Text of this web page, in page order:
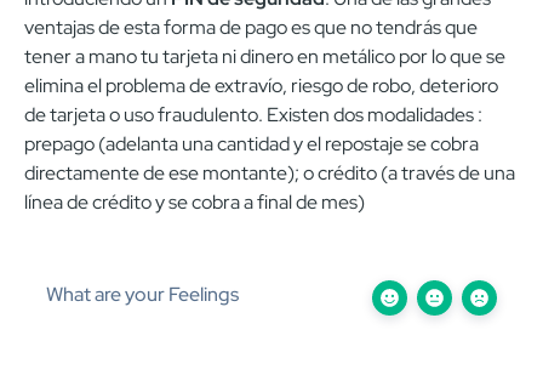
ventajas de esta forma de pago es que no tendrás que
tener a mano tu tarjeta ni dinero en metálico por lo que se
elimina el problema de extravío, riesgo de robo, deterioro
de tarjeta o uso fraudulento. Existen dos modalidades :
prepago (adelanta una cantidad y el repostaje se cobra
directamente de ese montante); o crédito (a través de una
línea de crédito y se cobra a final de mes)
What are your Feelings